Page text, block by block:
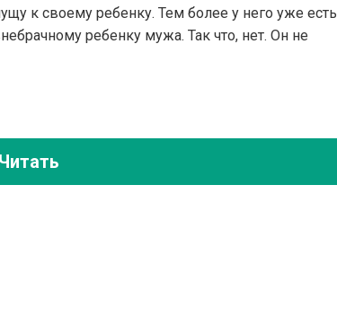
к своему ребенку. Тем более у него уже есть
ребенку мужа. Так что, нет. Он не
Читать